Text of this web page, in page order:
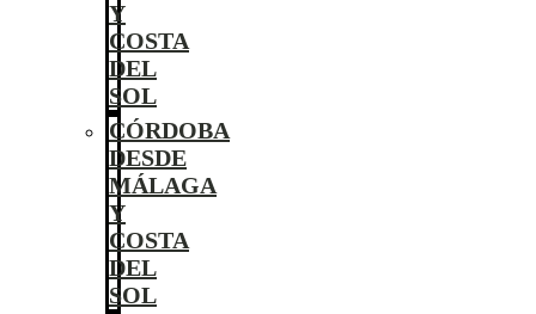
Y
COSTA
DEL
SOL
CÓRDOBA
DESDE
MÁLAGA
Y
COSTA
DEL
SOL